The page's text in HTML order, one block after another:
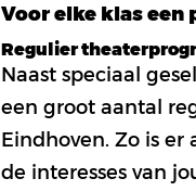
Voor elke klas een
Regulier
Naast speciaal
een groot aantal
Eindhoven. Zo is
de interesses van